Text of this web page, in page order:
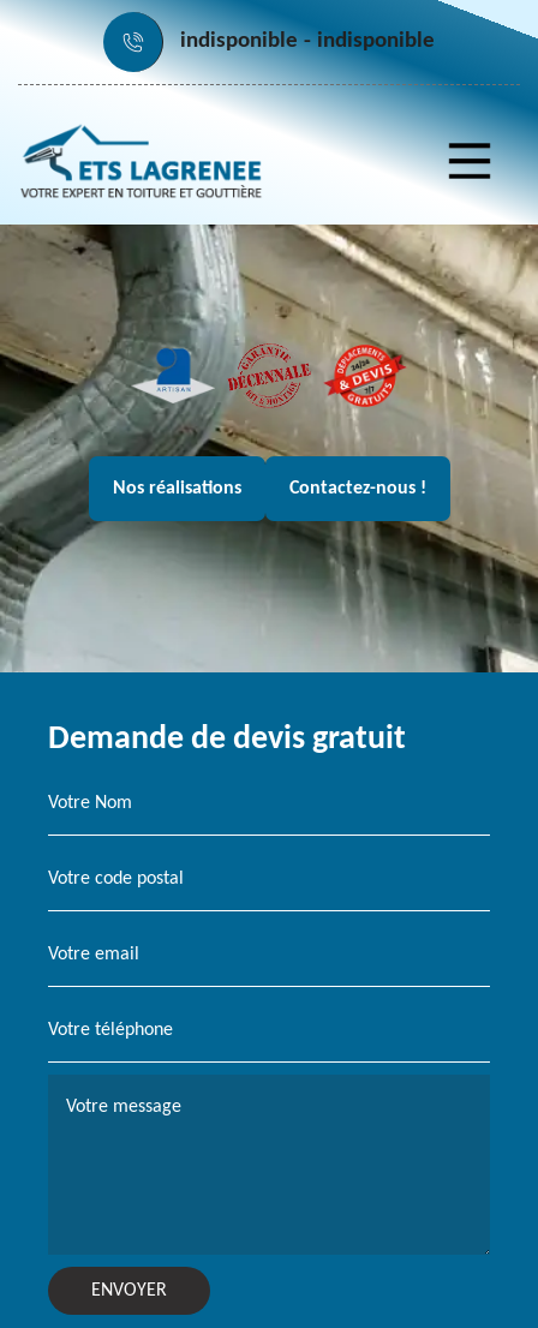
indisponible indisponible
Nos réalisations Contactez-nous !
Demande de devis gratuit